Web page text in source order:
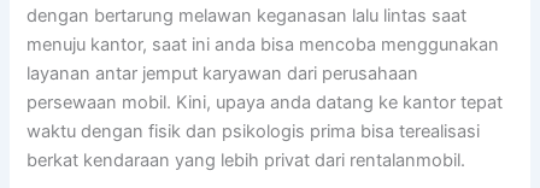
dengan bertarung melawan keganasan lalu lintas saat
menuju kantor, saat ini anda bisa mencoba menggunakan
layanan antar jemput karyawan dari perusahaan
persewaan mobil. Kini, upaya anda datang ke kantor tepat
waktu dengan fisik dan psikologis prima bisa terealisasi
berkat kendaraan yang lebih privat dari rentalanmobil.